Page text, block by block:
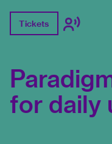
Tickets
for daily